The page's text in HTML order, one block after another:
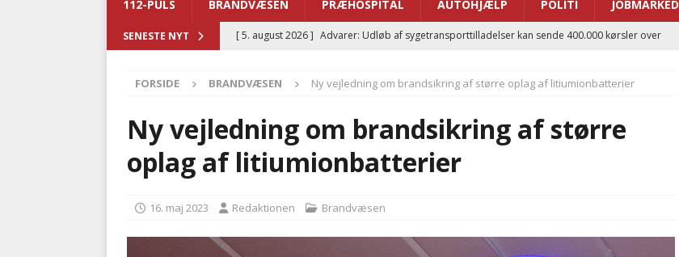
112-PULS BRANDVÆSEN PRÆHOSPITAL AUTOHJÆLP POLITI JOBMARKED
SENESTE NYT [ 5. august 2026 ] Advarer: Udløb af sygetransporttilladelser kan sende 400.000 kørsler over
[ 5. august 2026 ] Ny ambulance og el-sygetransportvogn til Samsø
PRÆHOSPITAL
[ 4. august 2026 ]
Brandvæsenerne brugte lidt længere tid på at komme af sted i 2025
BRANDVÆSEN
[ 4. august 2026 ] Ny treårig politiuddannelse skal ruste betjentene til mere kompleks
POLITI
FORSIDE BRANDVÆSEN Ny vejledning om brandsikring af større oplag af litiumionbatterier
Ny vejledning om brandsikring af større
oplag af litiumionbatterier
16. maj 2023 Redaktionen Brandvæsen